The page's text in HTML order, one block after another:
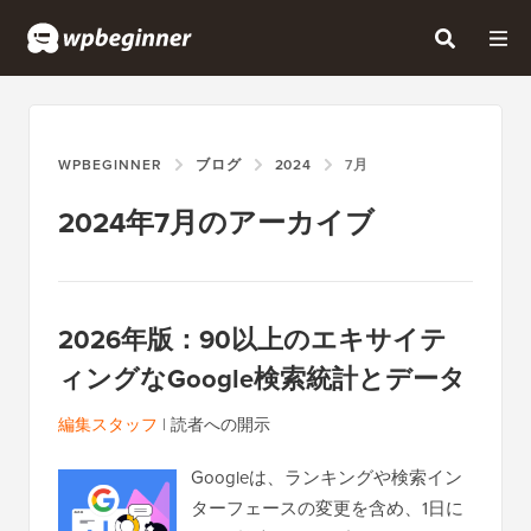
WPBEGINNER ブログ 2024 7月
2024年7月のアーカイブ
2026年版：90以上のエキサイテ
ィングなGoogle検索統計とデータ
編集スタッフ | 読者への開示
Googleは、ランキングや検索イン
ターフェースの変更を含め、1日に